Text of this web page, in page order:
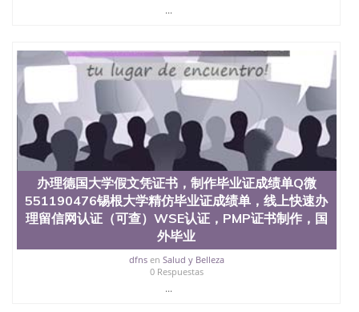
...
办理德国大学假文凭证书，制作毕业证成绩单Q微
551190476锡根大学精仿毕业证成绩单，线上快速办
理留信网认证（可查）WSE认证，PMP证书制作，国
外毕业
dfnsen Salud y Belleza
0 Respuestas
...